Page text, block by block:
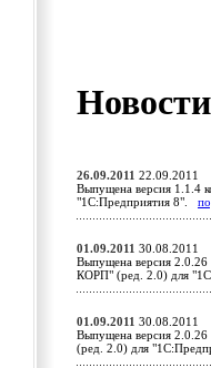
26.09.2011 22.09.2011
Выпущена версия 1.1.4
"1С:Предприятия 8".
01.09.2011 30.08.2011
Выпущена версия 2.0.26
КОРП" (ред. 2.0) для
01.09.2011 30.08.2011
Выпущена версия 2.0.26
(ред. 2.0) для